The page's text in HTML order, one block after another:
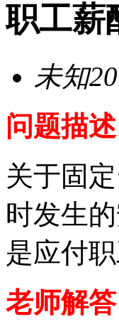
职工薪
未知
问题描述
关于固
时发生
是应付
老师解答